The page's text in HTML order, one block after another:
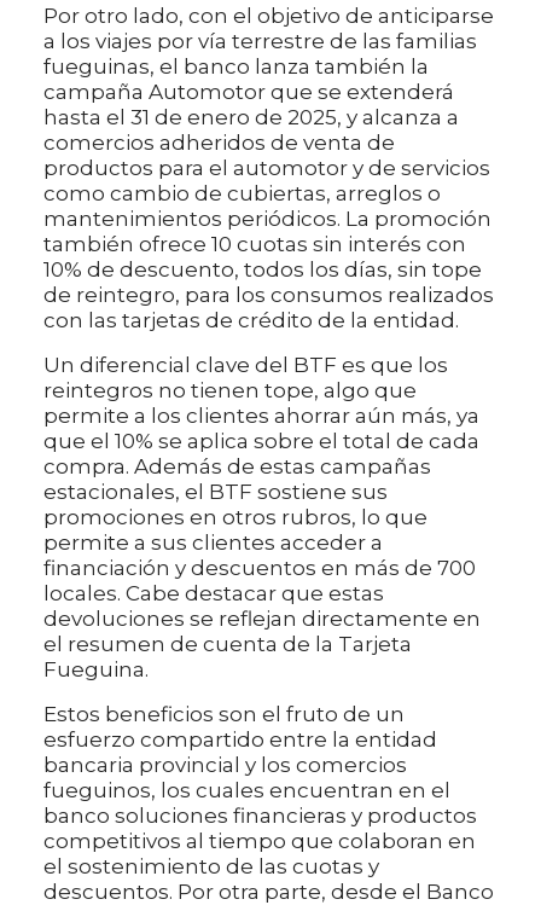
Por otro lado, con el objetivo de anticiparse
a los viajes por vía terrestre de las familias
fueguinas, el banco lanza también la
campaña Automotor que se extenderá
hasta el 31 de enero de 2025, y alcanza a
comercios adheridos de venta de
productos para el automotor y de servicios
como cambio de cubiertas, arreglos o
mantenimientos periódicos. La promoción
también ofrece 10 cuotas sin interés con
10% de descuento, todos los días, sin tope
de reintegro, para los consumos realizados
con las tarjetas de crédito de la entidad.
Un diferencial clave del BTF es que los
reintegros no tienen tope, algo que
permite a los clientes ahorrar aún más, ya
que el 10% se aplica sobre el total de cada
compra. Además de estas campañas
estacionales, el BTF sostiene sus
promociones en otros rubros, lo que
permite a sus clientes acceder a
financiación y descuentos en más de 700
locales. Cabe destacar que estas
devoluciones se reflejan directamente en
el resumen de cuenta de la Tarjeta
Fueguina.
Estos beneficios son el fruto de un
esfuerzo compartido entre la entidad
bancaria provincial y los comercios
fueguinos, los cuales encuentran en el
banco soluciones financieras y productos
competitivos al tiempo que colaboran en
el sostenimiento de las cuotas y
descuentos. Por otra parte, desde el Banco